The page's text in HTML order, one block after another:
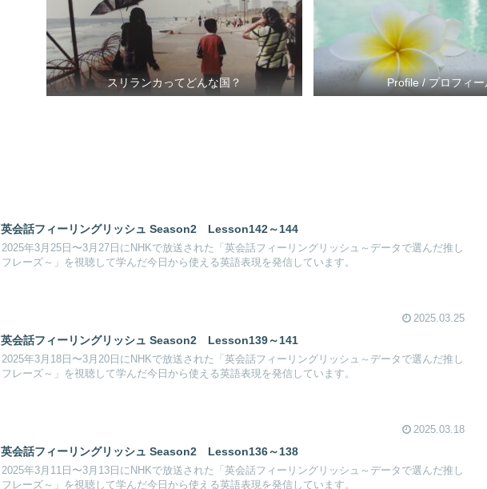
スリランカってどんな国？ Profile / プロフィー
英会話フィーリングリッシュ Season2 Lesson142～144
2025年3月25日〜3月27日にNHKで放送された「英会話フィーリングリッシュ～データで選んだ推し
フレーズ～」を視聴して学んだ今日から使える英語表現を発信しています。
2025.03.25
英会話フィーリングリッシュ Season2 Lesson139～141
2025年3月18日〜3月20日にNHKで放送された「英会話フィーリングリッシュ～データで選んだ推し
フレーズ～」を視聴して学んだ今日から使える英語表現を発信しています。
2025.03.18
英会話フィーリングリッシュ Season2 Lesson136～138
2025年3月11日〜3月13日にNHKで放送された「英会話フィーリングリッシュ～データで選んだ推し
フレーズ～」を視聴して学んだ今日から使える英語表現を発信しています。